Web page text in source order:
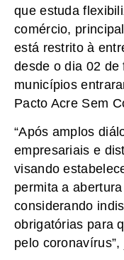
que estuda
comércio,
está restrito à
desde o dia 02 de
municípios
Pacto Acre Sem
“Após amplos
empresariais e
visando
permita a
considerando
obrigatórias para
pelo